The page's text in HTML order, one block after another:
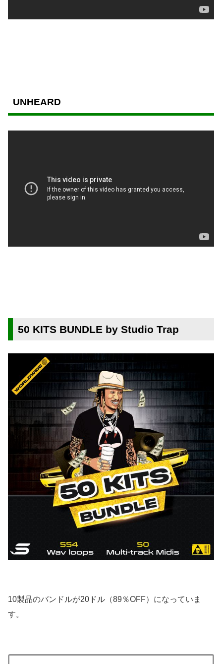
UNHEARD
50 KITS BUNDLE by Studio Trap
10製品のバンドルが20ドル（89％OFF）になっていま
す。